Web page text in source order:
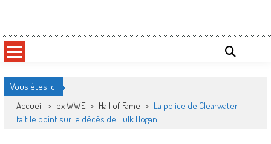
Vous êtes ici
Accueil > ex WWE > Hall of Fame > La police de Clearwater
fait le point sur le décès de Hulk Hogan !